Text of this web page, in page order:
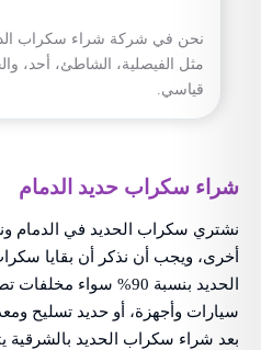
نحن في شركة شراء سكراب
مثل الفيصلية، الشاطئ، أحد،
قياسي.
شراء سكراب حديد الدمام
نشتري سكراب الحديد في الدمام
أخرى، ويجب أن نذكر أن بقايا
الحديد بنسبة 90% سواء
سيارات وأجهزة، أو حديد تسليح
بعد شراء سكراب الحديد بالشرقية